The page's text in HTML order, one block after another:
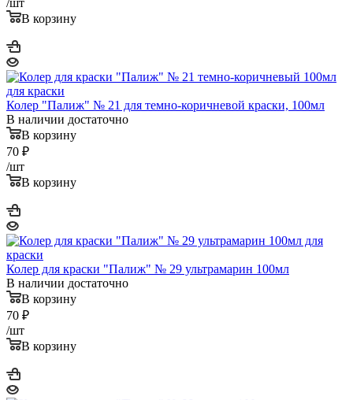
В корзину
Колер "Палиж" № 21 для темно-коричневой краски, 100мл
В наличии достаточно
В корзину
70 ₽
/шт
В корзину
Колер для краски "Палиж" № 29 ультрамарин 100мл
В наличии достаточно
В корзину
70 ₽
/шт
В корзину